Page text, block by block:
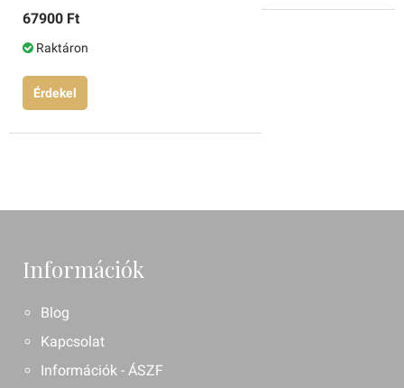
67900 Ft
Raktáron
Érdekel
Információk
Blog
Kapcsolat
Információk - ÁSZF